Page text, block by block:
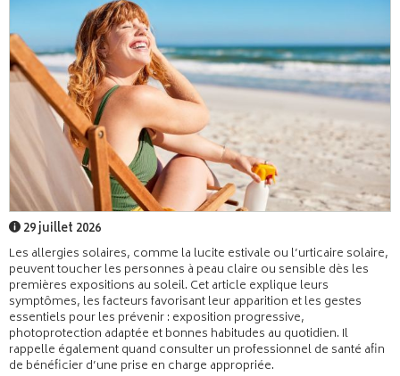
29 juillet 2026
Les allergies solaires, comme la lucite estivale ou l’urticaire solaire,
peuvent toucher les personnes à peau claire ou sensible dès les
premières expositions au soleil. Cet article explique leurs
symptômes, les facteurs favorisant leur apparition et les gestes
essentiels pour les prévenir : exposition progressive,
photoprotection adaptée et bonnes habitudes au quotidien. Il
rappelle également quand consulter un professionnel de santé afin
de bénéficier d’une prise en charge appropriée.